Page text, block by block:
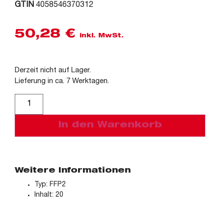
GTIN 4058546370312
50,28 € inkl. MwSt.
Derzeit nicht auf Lager.
Lieferung in ca. 7 Werktagen.
In den Warenkorb
Weitere Informationen
Typ: FFP2
Inhalt: 20